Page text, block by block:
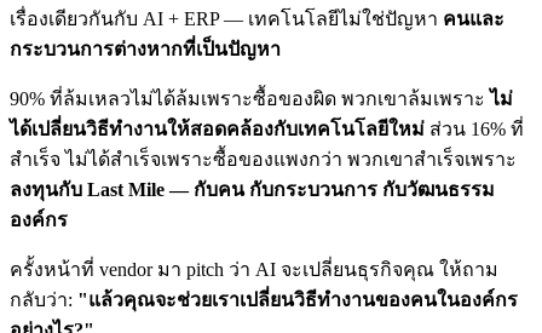
เรื่องเดียวกันกับ AI + ERP — เทคโนโลยีไม่ใช่ปัญหา คนและ
กระบวนการต่างหากที่เป็นปัญหา
90% ที่ล้มเหลวไม่ได้ล้มเพราะซื้อของผิด พวกเขาล้มเพราะไม่
ได้เปลี่ยนวิธีทำงานให้สอดคล้องกับเทคโนโลยีใหม่ ส่วน 16% ที่
สำเร็จ ไม่ได้สำเร็จเพราะซื้อของแพงกว่า พวกเขาสำเร็จเพราะ
ลงทุนกับ Last Mile — กับคน กับกระบวนการ กับวัฒนธรรม
องค์กร
ครั้งหน้าที่ vendor มา pitch ว่า AI จะเปลี่ยนธุรกิจคุณ ให้ถาม
กลับว่า: "แล้วคุณจะช่วยเราเปลี่ยนวิธีทำงานของคนในองค์กร